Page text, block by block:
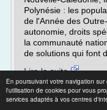
En poursuivant votre navigation
l'utilisation de cookies pour vous
services adaptés à vos centres
Polynésie : les
de l'Année des
autonomie, droits
la communauté
de solutions qui font
Lire la suite
Date:2017-04-22
Site :http://